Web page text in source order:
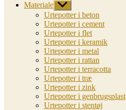
Materiale Vis
undermenu
Urtepotter i beton
Urtepotter i cement
Urtepotter i flet
Urtepotter i keramik
Urtepotter i metal
Urtepotter i rattan
Urtepotter i terracotta
Urtepotter i træ
Urtepotter i zink
Urtepotter i genbrugsplast
Urtepotter i stentøj